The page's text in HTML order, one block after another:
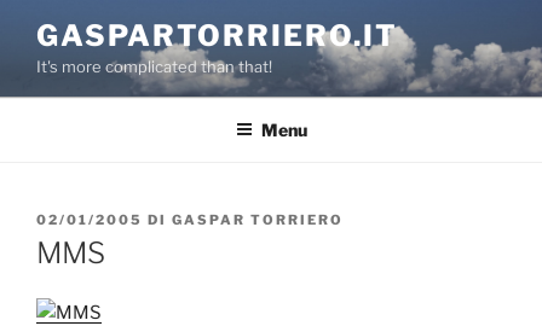
contenuto
GASPARTORRIERO.IT
It's more complicated than that!
Menu
PUBBLICATO
IL
02/01/2005 DI GASPAR TORRIERO
MMS